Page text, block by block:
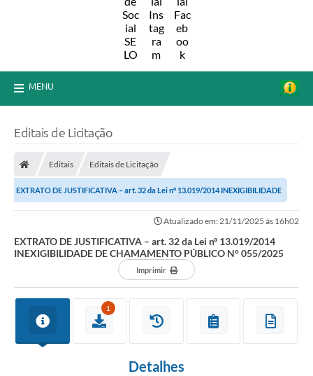
MENU
Editais de Licitação
Editais Editais de Licitação
EXTRATO DE JUSTIFICATIVA – art. 32 da Lei nº 13.019/2014 INEXIGIBILIDADE
Atualizado em: 21/11/2025 às 16h02
EXTRATO DE JUSTIFICATIVA – art. 32 da Lei nº 13.019/2014
INEXIGIBILIDADE DE CHAMAMENTO PÚBLICO N° 055/2025
Imprimir
1
Detalhes